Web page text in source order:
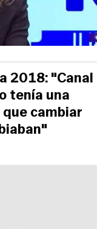
2018: "Canal
tenía una
que cambiar